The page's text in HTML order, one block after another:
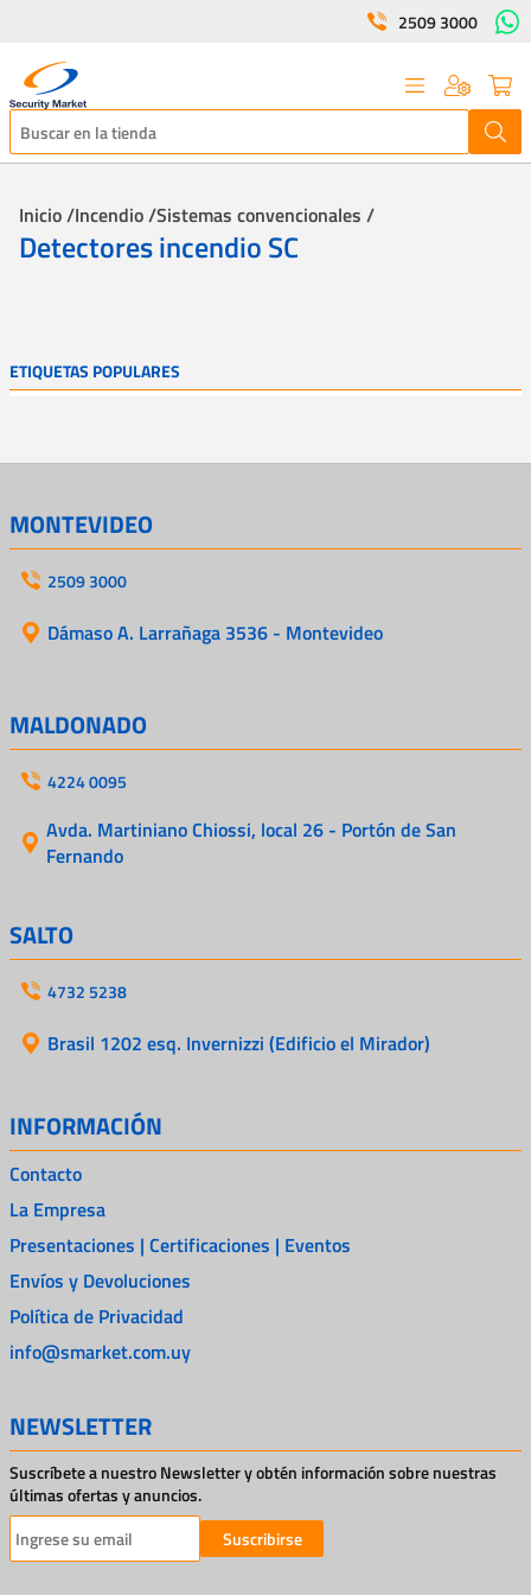
2509 3000
Inicio /Incendio /Sistemas convencionales /
Detectores incendio SC
ETIQUETAS POPULARES
MONTEVIDEO
2509 3000
Dámaso A. Larrañaga 3536 - Montevideo
MALDONADO
4224 0095
Avda. Martiniano Chiossi, local 26 - Portón de San
Fernando
SALTO
4732 5238
Brasil 1202 esq. Invernizzi (Edificio el Mirador)
INFORMACIÓN
Contacto
La Empresa
Presentaciones | Certificaciones | Eventos
Envíos y Devoluciones
Política de Privacidad
info@smarket.com.uy
NEWSLETTER
Suscríbete a nuestro Newsletter y obtén información sobre nuestras
últimas ofertas y anuncios.
Suscribirse